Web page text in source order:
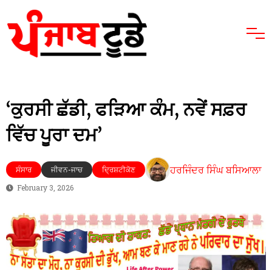
‘ਕੁਰਸੀ ਛੱਡੀ, ਫੜਿਆ ਕੰਮ, ਨਵੇਂ ਸਫ਼ਰ
ਵਿੱਚ ਪੂਰਾ ਦਮ’
ਸੰਸਾਰ ਜੀਵਨ-ਜਾਚ ਦ੍ਰਿਸ਼ਟੀਕੋਣ ਹਰਜਿੰਦਰ ਸਿੰਘ ਬਸਿਆਲਾ
February 3, 2026